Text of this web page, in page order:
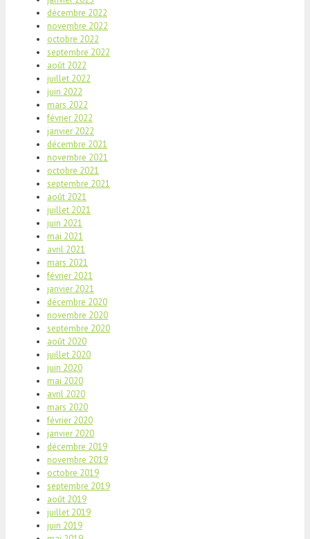
décembre 2022
novembre 2022
octobre 2022
septembre 2022
août 2022
juillet 2022
juin 2022
mars 2022
février 2022
janvier 2022
décembre 2021
novembre 2021
octobre 2021
septembre 2021
août 2021
juillet 2021
juin 2021
mai 2021
avril 2021
mars 2021
février 2021
janvier 2021
décembre 2020
novembre 2020
septembre 2020
août 2020
juillet 2020
juin 2020
mai 2020
avril 2020
mars 2020
février 2020
janvier 2020
décembre 2019
novembre 2019
octobre 2019
septembre 2019
août 2019
juillet 2019
juin 2019